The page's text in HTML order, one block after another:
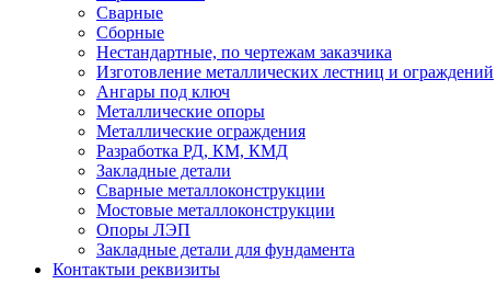
Сварные
Сборные
Нестандартные, по чертежам заказчика
Изготовление металлических лестниц и ограждений
Ангары под ключ
Металлические опоры
Металлические ограждения
Разработка РД, КМ, КМД
Закладные детали
Сварные металлоконструкции
Мостовые металлоконструкции
Опоры ЛЭП
Закладные детали для фундамента
Контактыи реквизиты